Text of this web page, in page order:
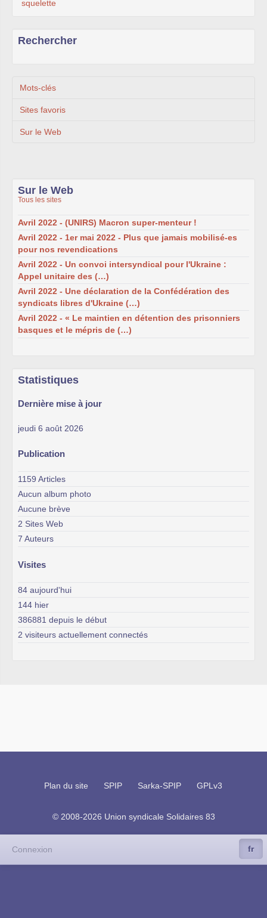
squelette
Rechercher
Mots-clés
Sites favoris
Sur le Web
Sur le Web
Tous les sites
Avril 2022 - (UNIRS) Macron super-menteur !
Avril 2022 - 1er mai 2022 - Plus que jamais mobilisé-es
pour nos revendications
Avril 2022 - Un convoi intersyndical pour l'Ukraine :
Appel unitaire des (…)
Avril 2022 - Une déclaration de la Confédération des
syndicats libres d'Ukraine (…)
Avril 2022 - « Le maintien en détention des prisonniers
basques et le mépris de (…)
Statistiques
Dernière mise à jour
jeudi 6 août 2026
Publication
1159 Articles
Aucun album photo
Aucune brève
2 Sites Web
7 Auteurs
Visites
84 aujourd'hui
144 hier
386881 depuis le début
2 visiteurs actuellement connectés
Plan du site SPIP Sarka-SPIP GPLv3
© 2008-2026 Union syndicale Solidaires 83
Connexion fr